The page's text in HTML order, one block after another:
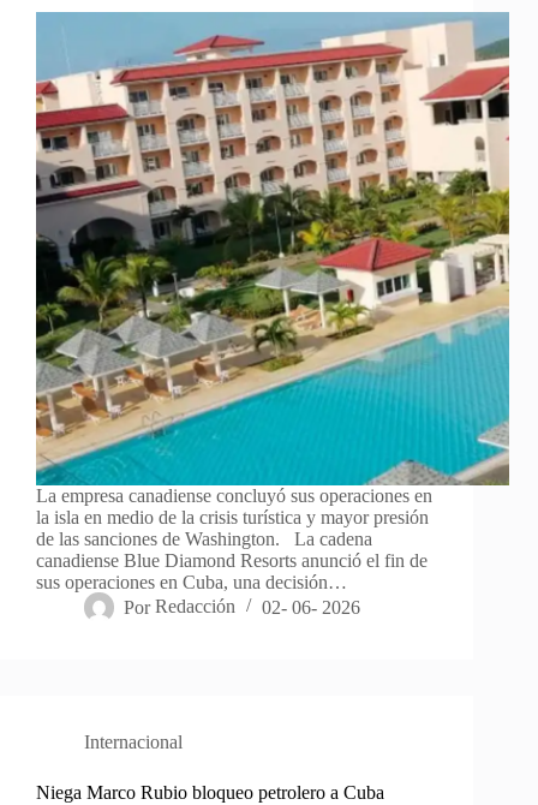
La empresa canadiense concluyó sus operaciones en
la isla en medio de la crisis turística y mayor presión
de las sanciones de Washington. La cadena
canadiense Blue Diamond Resorts anunció el fin de
sus operaciones en Cuba, una decisión…
Por Redacción 02- 06- 2026
Internacional
Niega Marco Rubio bloqueo petrolero a Cuba